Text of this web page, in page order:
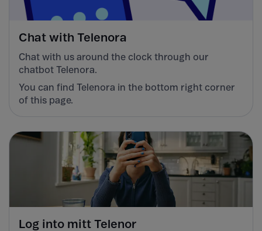
Chat with Telenora
Chat with us around the clock through our
chatbot Telenora.
You can find Telenora in the bottom right corner
of this page.
Log into mitt Telenor